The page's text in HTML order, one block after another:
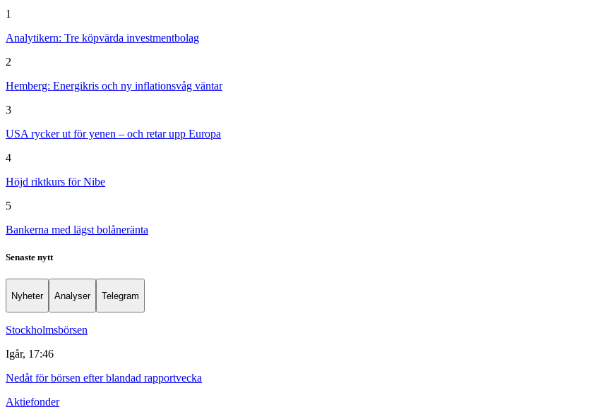
1
Analytikern: Tre köpvärda investmentbolag
2
Hemberg: Energikris och ny inflationsvåg väntar
3
USA rycker ut för yenen – och retar upp Europa
4
Höjd riktkurs för Nibe
5
Bankerna med lägst bolåneränta
Senaste nytt
Nyheter Analyser Telegram
Stockholmsbörsen
Igår, 17:46
Nedåt för börsen efter blandad rapportvecka
Aktiefonder